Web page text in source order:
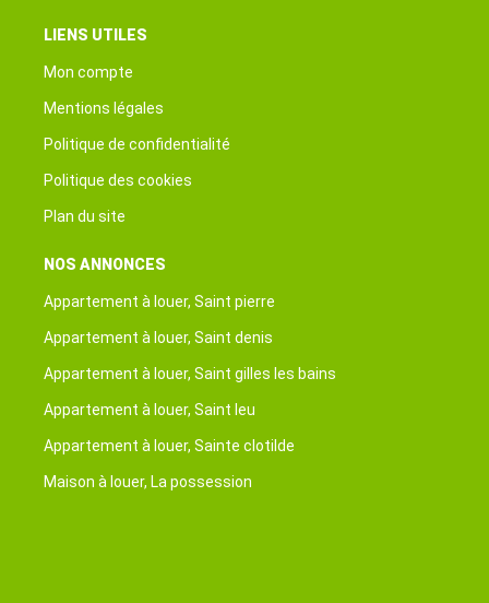
LIENS UTILES
Mon compte
Mentions légales
Politique de confidentialité
Politique des cookies
Plan du site
NOS ANNONCES
Appartement à louer, Saint pierre
Appartement à louer, Saint denis
Appartement à louer, Saint gilles les bains
Appartement à louer, Saint leu
Appartement à louer, Sainte clotilde
Maison à louer, La possession